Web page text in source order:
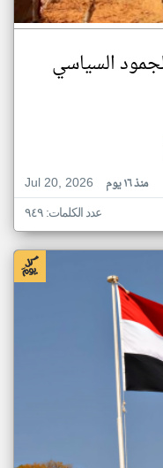
السياسي
Jul 20, 2026
منذ ١٦ يوم
عدد الكلمات: ٩٤٩